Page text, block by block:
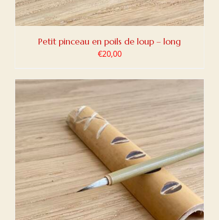
Petit pinceau en poils de loup – long
€20,00